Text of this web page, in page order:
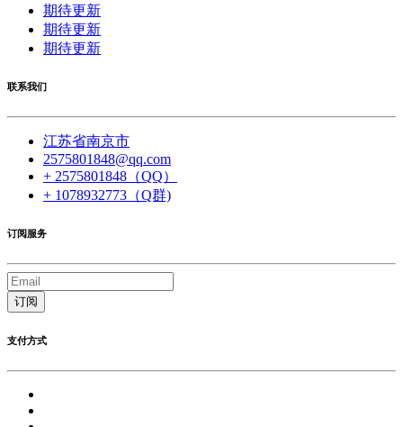
期待更新
期待更新
期待更新
联系我们
江苏省南京市
2575801848@qq.com
+ 2575801848（QQ）
+ 1078932773（Q群)
订阅服务
订阅
支付方式